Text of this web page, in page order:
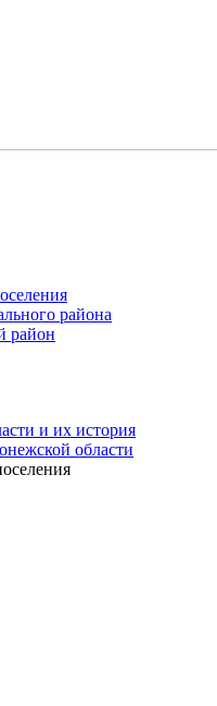
района
район
и их история
области